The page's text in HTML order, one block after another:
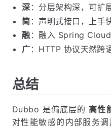
深 ：分层架构深，可扩
简 ：声明式接口，上手
融 ：融入 Spring
广 ：HTTP 协议天然跨
总结
Dubbo 是偏底层的 高性
对性能敏感的内部服务